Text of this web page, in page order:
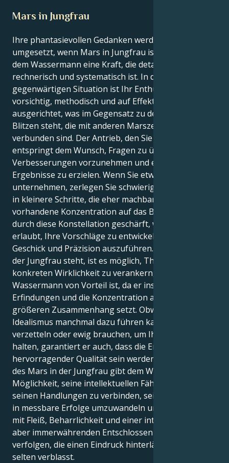
Mars in Jungfrau
Ihre phantasievollen Gedanken werden in Verhalten
umgesetzt, wenn Mars in Jungfrau ist, denn er bietet
dem Wassermann eine Kraft, die detailliert,
rechnerisch und systematisch ist. In der
gegenwärtigen Situation ist Ihr Enthusiasmus
vorsichtig, methodisch und auf Effektivität
ausgerichtet, was im Gegensatz zu den ungestümen
Blitzen steht, die mit anderen Marszeichen
verbunden sind. Der Antrieb, den Sie besitzen,
entspringt dem Wunsch, Fragen zu überwinden,
Verbesserungen vorzunehmen und echte
Ergebnisse zu erzielen. Wenn Sie etwas
unternehmen, zerlegen Sie schwierige Ideen häufig
in kleinere Schritte, die eher machbar sind. Die
vorhandene Konzentration auf das Besondere wird
durch diese Konstellation geschärft, was Ihnen
erlaubt, Ihre Vorschläge zu entwickeln und alles mit
Geschick und Präzision auszuführen. Wenn Mars in
der Jungfrau steht, ist es möglich, Theorien in der
konkreten Wirklichkeit zu verankern, was für den
Wassermann von Vorteil ist, da er instinktiv auf
Erfindungen und die Konzentration auf einen
größeren Zusammenhang setzt. Obwohl Ihr
Idealismus manchmal dazu führen kann, dass Sie sich
verzetteln oder ewig brauchen, um Ihr Tempo zu
halten, garantiert er auch, dass die Ergebnisse von
hervorragender Qualität sein werden. Die Stellung
des Mars in der Jungfrau gibt dem Wassermann die
Möglichkeit, seine intellektuellen Fähigkeiten mit
seinen Handlungen zu verbinden, seine Leidenschaft
in messbare Erfolge umzuwandeln und seine Ziele
mit Fleiß, Beharrlichkeit und einer introspektiven,
aber immerwährenden Entschlossenheit zu
verfolgen, die einen Eindruck hinterlässt, der nur
selten verblasst.